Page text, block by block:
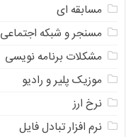
مسابقه ای
مسنجر و شبکه اجتماعی
مشکلات برنامه نویسی
موزیک پلیر و رادیو
نرخ ارز
ﻧﺮﻡ ﺍﻓﺰﺍﺭ ﺗﺒﺎﺩﻝ ﻓﺎﻳﻞ